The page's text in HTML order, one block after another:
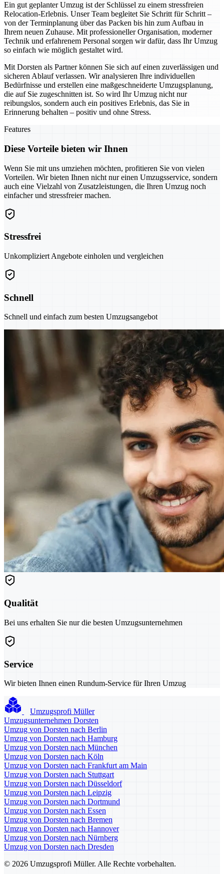
Ein gut geplanter Umzug ist der Schlüssel zu einem stressfreien
Relocation-Erlebnis. Unser Team begleitet Sie Schritt für Schritt –
von der Terminplanung über das Packen bis hin zum Aufbau in
Ihrem neuen Zuhause. Mit professioneller Organisation, moderner
Technik und erfahrenem Personal sorgen wir dafür, dass Ihr Umzug
so einfach wie möglich gestaltet wird.
Mit Dorsten als Partner können Sie sich auf einen zuverlässigen und
sicheren Ablauf verlassen. Wir analysieren Ihre individuellen
Bedürfnisse und erstellen eine maßgeschneiderte Umzugsplanung,
die auf Sie zugeschnitten ist. So wird Ihr Umzug nicht nur
reibungslos, sondern auch ein positives Erlebnis, das Sie in
Erinnerung behalten – positiv und ohne Stress.
Features
Diese Vorteile bieten wir Ihnen
Wenn Sie mit uns umziehen möchten, profitieren Sie von vielen
Vorteilen. Wir bieten Ihnen nicht nur einen Umzugsservice, sondern
auch eine Vielzahl von Zusatzleistungen, die Ihren Umzug noch
einfacher und stressfreier machen.
Stressfrei
Unkompliziert Angebote einholen und vergleichen
Schnell
Schnell und einfach zum besten Umzugsangebot
Qualität
Bei uns erhalten Sie nur die besten Umzugsunternehmen
Service
Wir bieten Ihnen einen Rundum-Service für Ihren Umzug
Umzugsprofi Müller
Umzugsunternehmen Dorsten
Umzug von Dorsten nach Berlin
Umzug von Dorsten nach Hamburg
Umzug von Dorsten nach München
Umzug von Dorsten nach Köln
Umzug von Dorsten nach Frankfurt am Main
Umzug von Dorsten nach Stuttgart
Umzug von Dorsten nach Düsseldorf
Umzug von Dorsten nach Leipzig
Umzug von Dorsten nach Dortmund
Umzug von Dorsten nach Essen
Umzug von Dorsten nach Bremen
Umzug von Dorsten nach Hannover
Umzug von Dorsten nach Nürnberg
Umzug von Dorsten nach Dresden
© 2026 Umzugsprofi Müller. Alle Rechte vorbehalten.